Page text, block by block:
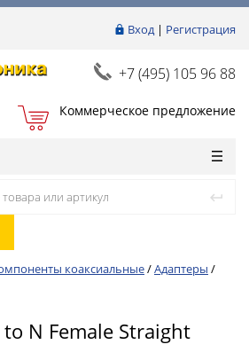
Вход| Регистрация
+7 (495) 105 96 88
Коммерческое предложение
коаксиальные/Адаптеры /
N Female Straight